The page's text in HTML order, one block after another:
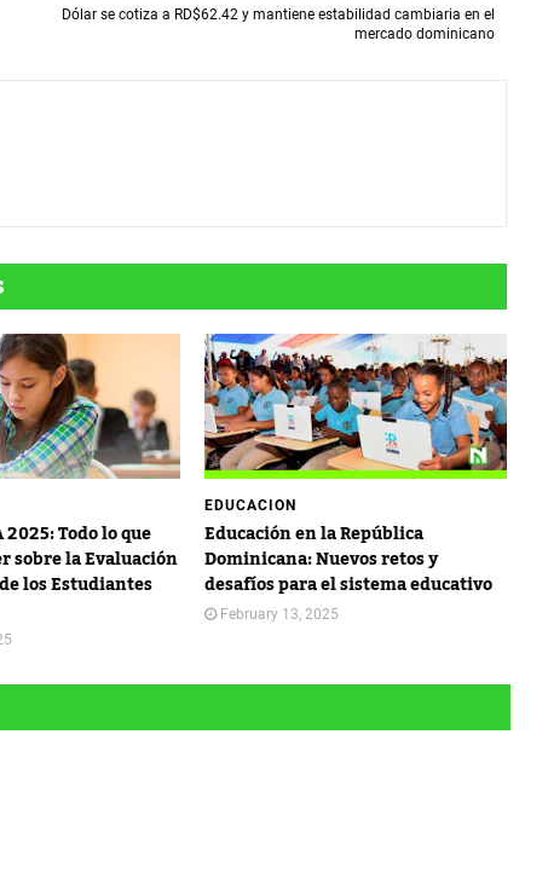
Dólar se cotiza a RD$62.42 y mantiene estabilidad cambiaria en el
mercado dominicano
2025: Todo lo que
sobre la Evaluación
los Estudiantes
EDUCACION
Educación en la República
Dominicana: Nuevos retos y
desafíos para el sistema educativo
February 13, 2025